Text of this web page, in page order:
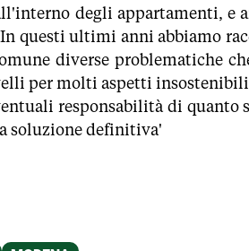
degli appartamenti, e
questi ultimi anni abbiamo
diverse problematiche
per molti aspetti
responsabilità di quanto
soluzione definitiva'